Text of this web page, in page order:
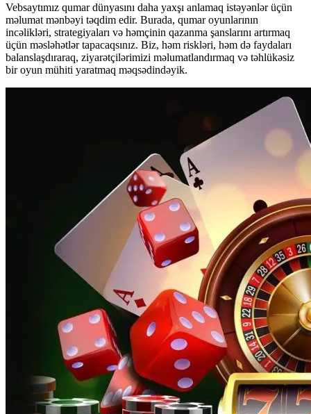
Vebsaytımız qumar dünyasını daha yaxşı anlamaq istəyənlər üçün
məlumat mənbəyi təqdim edir. Burada, qumar oyunlarının
incəlikləri, strategiyaları və həmçinin qazanma şanslarını artırmaq
üçün məsləhətlər tapacaqsınız. Biz, həm riskləri, həm də faydaları
balanslaşdıraraq, ziyarətçilərimizi məlumatlandırmaq və təhlükəsiz
bir oyun mühiti yaratmaq məqsədindəyik.